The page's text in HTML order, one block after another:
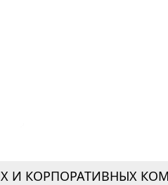
И КОРПОРАТИВНЫХ